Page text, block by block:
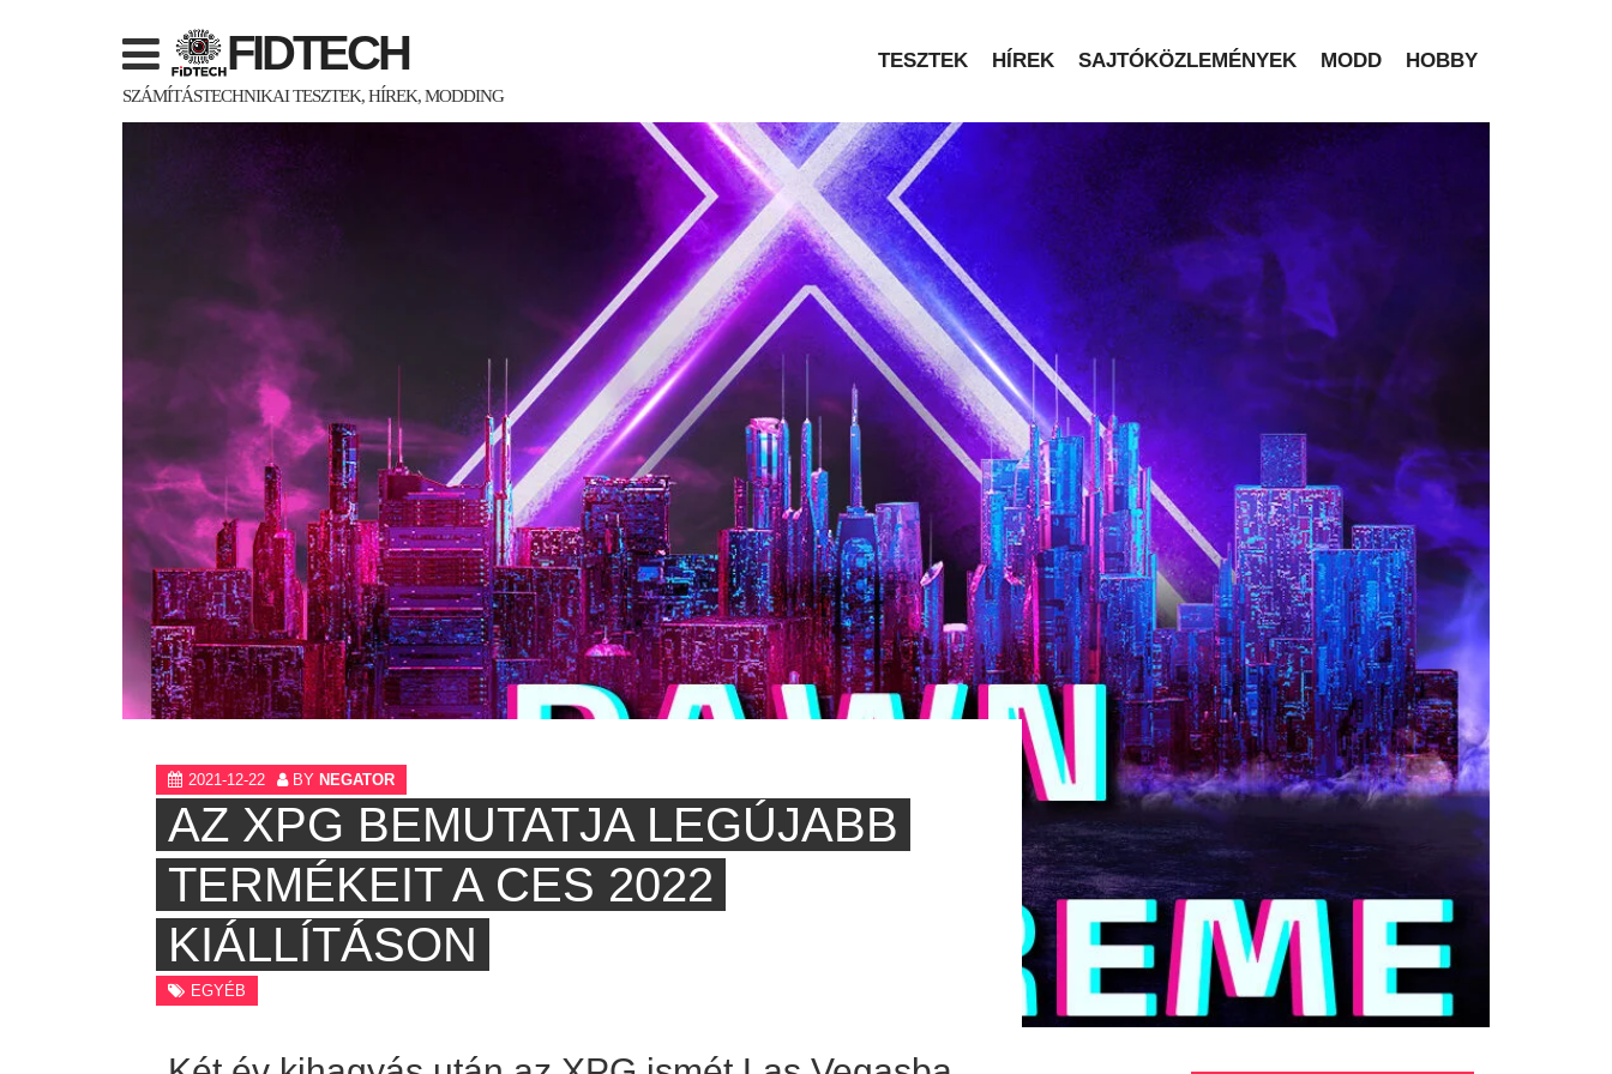
FIDTECH
SZÁMÍTÁSTECHNIKAI TESZTEK, HÍREK, MODDING
TESZTEK HÍREK SAJTÓKÖZLEMÉNYEK MODD HOBBY
2021-12-22 BY NEGATOR
AZ XPG BEMUTATJA LEGÚJABB
TERMÉKEIT A CES 2022
KIÁLLÍTÁSON
EGYÉB